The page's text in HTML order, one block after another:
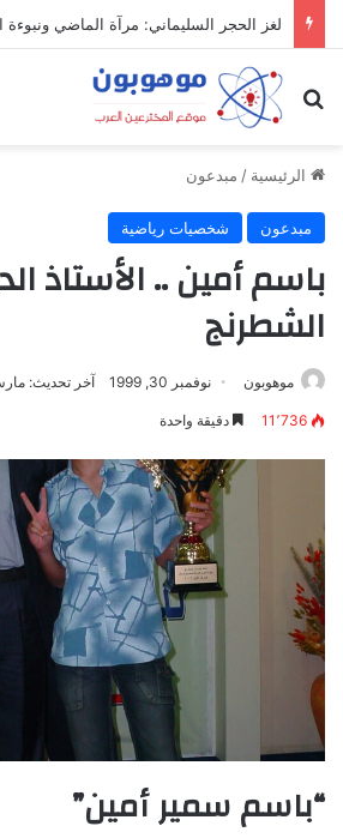
لغز الحجر السليماني: مرآة الماضي ونبوءة
بحث عن
الرئيسية / مبدعون
مبدعون شخصيات رياضية
باسم أمين .. الأستاذ
الشطرنج
موهوبون نوفمبر 30, 1999 آخر تحديث: مارس 20,
11٬736 دقيقة واحدة
“باسم سمير أمين”